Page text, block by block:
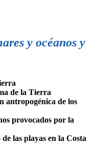
y océanos y
de la Tierra
antropogénica de los
provocados por la
las playas en la Costa